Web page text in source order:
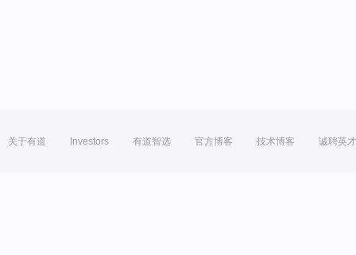
关于有道 Investors 有道智选 官方博客 技术博客 诚聘英才